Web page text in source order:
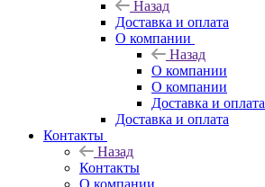
Назад
Доставка и оплата
О компании
Назад
О компании
О компании
Доставка и оплата
Доставка и оплата
Контакты
Назад
Контакты
О компании